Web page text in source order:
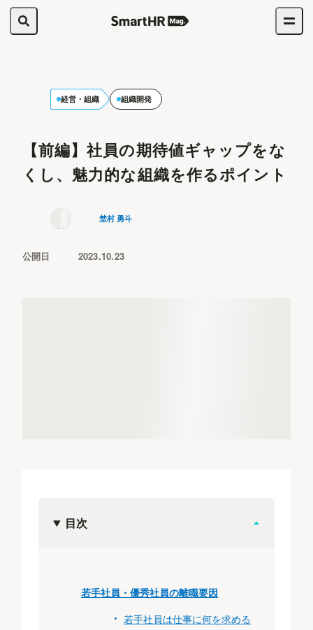
経営・組織 組織開発
【前編】社員の期待値ギャップをな
くし、魅力的な組織を作るポイント
埜村 勇斗
公開日 2023.10.23
目次
若手社員・優秀社員の離職要因
若手社員は仕事に何を求める